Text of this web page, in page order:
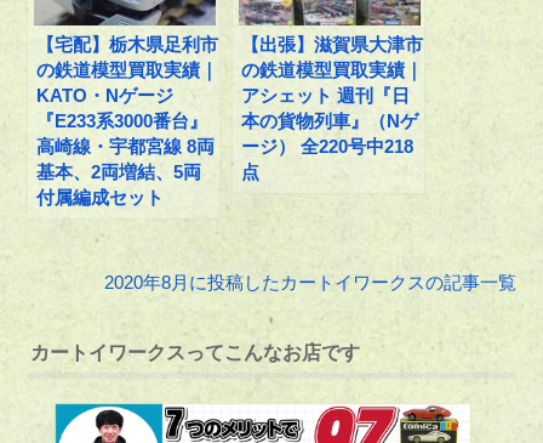
【宅配】栃木県足利市
の鉄道模型買取実績｜
KATO・Nゲージ
『E233系3000番台』
高崎線・宇都宮線 8両
基本、2両増結、5両
付属編成セット
【出張】滋賀県大津市
の鉄道模型買取実績｜
アシェット 週刊『日
本の貨物列車』（Nゲ
ージ） 全220号中218
点
2020年8月に投稿したカートイワークスの記事一覧
カートイワークスってこんなお店です